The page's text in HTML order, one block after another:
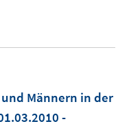
Männern in der
-